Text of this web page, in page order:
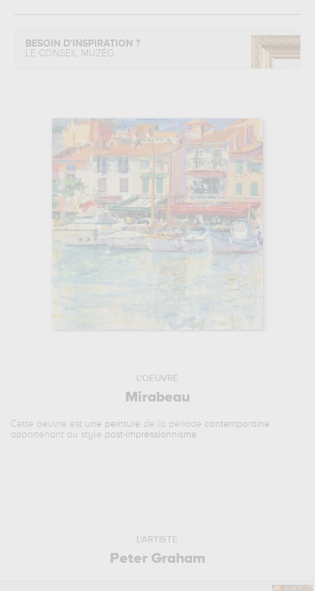
BESOIN D'INSPIRATION ?
LE CONSEIL MUZÉO
L'OEUVRE
Mirabeau
Cette oeuvre est une peinture de la période contemporaine
appartenant au style post-impressionnisme.
L'ARTISTE
Peter Graham